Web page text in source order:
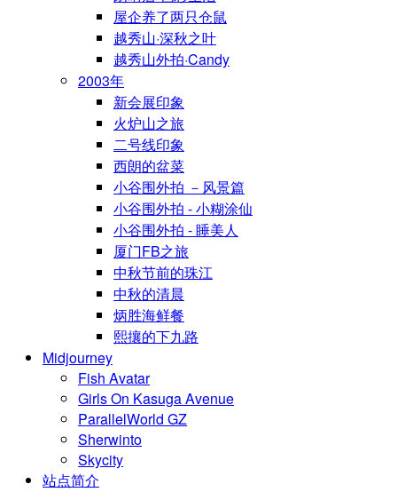
屋企养了两只仓鼠
越秀山·深秋之叶
越秀山外拍·Candy
2003年
新会展印象
火炉山之旅
二号线印象
西朗的盆菜
小谷围外拍 －风景篇
小谷围外拍 - 小糊涂仙
小谷围外拍 - 睡美人
厦门FB之旅
中秋节前的珠江
中秋的清晨
炳胜海鲜餐
熙攘的下九路
Midjourney
Fish Avatar
Girls On Kasuga Avenue
ParallelWorld GZ
Sherwinto
Skycity
站点简介